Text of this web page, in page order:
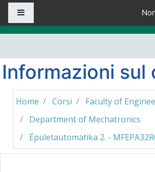
Vai al contenuto principale
Informazioni sul
Home Corsi
Faculty of
Department of Mechatronics
Épületautomatika 2. -